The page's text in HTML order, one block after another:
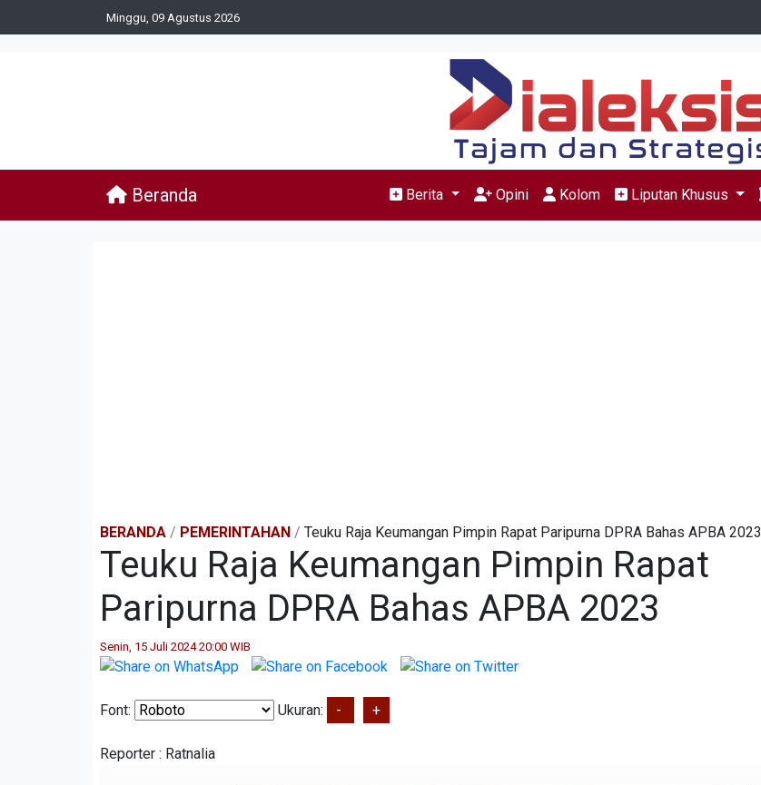
Minggu, 09 Agustus 2026
Beranda Berita Opini Kolom Liputan Khusus
BERANDA / PEMERINTAHAN / Teuku Raja Keumangan Pimpin Rapat Paripurna DPRA Bahas APBA 2023
Teuku Raja Keumangan Pimpin Rapat
Paripurna DPRA Bahas APBA 2023
Senin, 15 Juli 2024 20:00 WIB
Font: Ukuran: - +
Reporter : Ratnalia